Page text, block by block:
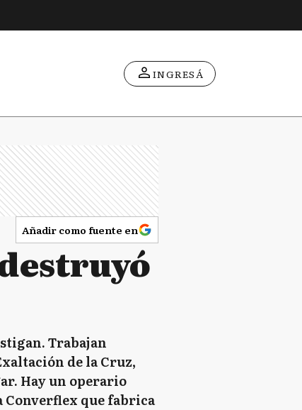
INGRESÁ
Añadir como fuente en
Trabajan
de la Cruz,
Hay un operario
Converflex que fabrica